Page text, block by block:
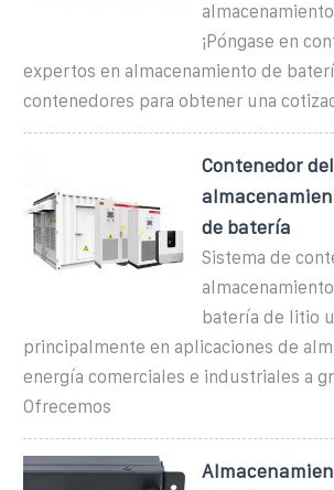
¡Póngase en
expertos en almacenamiento de
contenedores para obtener una
Contenedor
de batería
Sistema de
batería de litio
principalmente en aplicaciones de
energía comerciales e industriales a
Ofrecemos